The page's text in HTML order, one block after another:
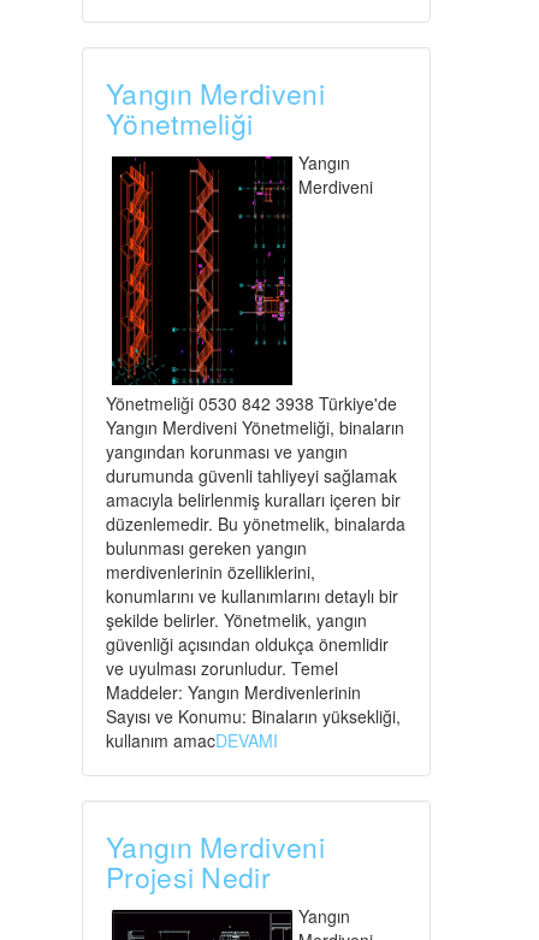
Yangın Merdiveni
Yönetmeliği
Yangın
Merdiveni
Yönetmeliği 0530 842 3938 Türkiye'de
Yangın Merdiveni Yönetmeliği, binaların
yangından korunması ve yangın
durumunda güvenli tahliyeyi sağlamak
amacıyla belirlenmiş kuralları içeren bir
düzenlemedir. Bu yönetmelik, binalarda
bulunması gereken yangın
merdivenlerinin özelliklerini,
konumlarını ve kullanımlarını detaylı bir
şekilde belirler. Yönetmelik, yangın
güvenliği açısından oldukça önemlidir
ve uyulması zorunludur. Temel
Maddeler: Yangın Merdivenlerinin
Sayısı ve Konumu: Binaların yüksekliği,
kullanım amacDEVAMI
Yangın Merdiveni
Projesi Nedir
Yangın